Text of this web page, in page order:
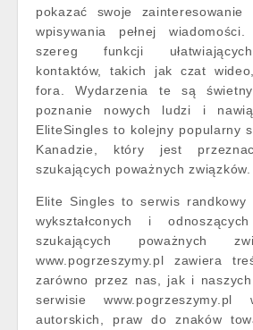
pokazać swoje zainteresowanie
wpisywania pełnej
szereg funkcji
kontaktów, takich jak czat
fora. Wydarzenia te są
poznanie nowych ludzi i
EliteSingles to kolejny popularny
Kanadzie, który jest
szukających poważnych związków.
Elite Singles to serwis randkowy
wykształconych i
szukających poważnych
www.pogrzeszymy.pl zawiera
zarówno przez nas, jak i
serwisie www.pogrzeszymy.pl
autorskich, praw do znaków